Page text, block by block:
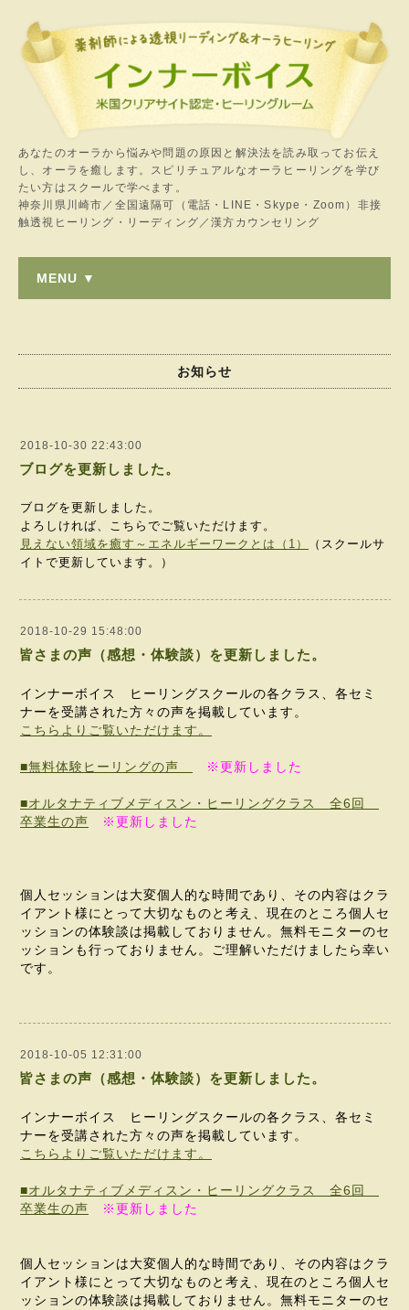
あなたのオーラから悩みや問題の原因と解決法を読み取ってお伝え
し、オーラを癒します。スピリチュアルなオーラヒーリングを学び
たい方はスクールで学べます。
神奈川県川崎市／全国遠隔可（電話・LINE・Skype・Zoom）非接
触透視ヒーリング・リーディング／漢方カウンセリング
MENU ▼
お知らせ
2018-10-30 22:43:00
ブログを更新しました。
ブログを更新しました。
よろしければ、こちらでご覧いただけます。
見えない領域を癒す～エネルギーワークとは（1）
（スクールサ
イトで更新しています。）
2018-10-29 15:48:00
皆さまの声（感想・体験談）を更新しました。
インナーボイス ヒーリングスクールの各クラス、各セミ
ナーを受講された方々の声を掲載しています。
こちらよりご覧いただけます。
■無料体験ヒーリングの声 ※更新しました
■オルタナティブメディスン・ヒーリングクラス 全6回
卒業生の声
※更新しました
個人セッションは大変個人的な時間であり、その内容はクラ
イアント様にとって大切なものと考え、現在のところ個人セ
ッションの体験談は掲載しておりません。無料モニターのセ
ッションも行っておりません。ご理解いただけましたら幸い
です。
2018-10-05 12:31:00
皆さまの声（感想・体験談）を更新しました。
インナーボイス ヒーリングスクールの各クラス、各セミ
ナーを受講された方々の声を掲載しています。
こちらよりご覧いただけます。
■オルタナティブメディスン・ヒーリングクラス 全6回
卒業生の声
※更新しました
個人セッションは大変個人的な時間であり、その内容はクラ
イアント様にとって大切なものと考え、現在のところ個人セ
ッションの体験談は掲載しておりません。無料モニターのセ